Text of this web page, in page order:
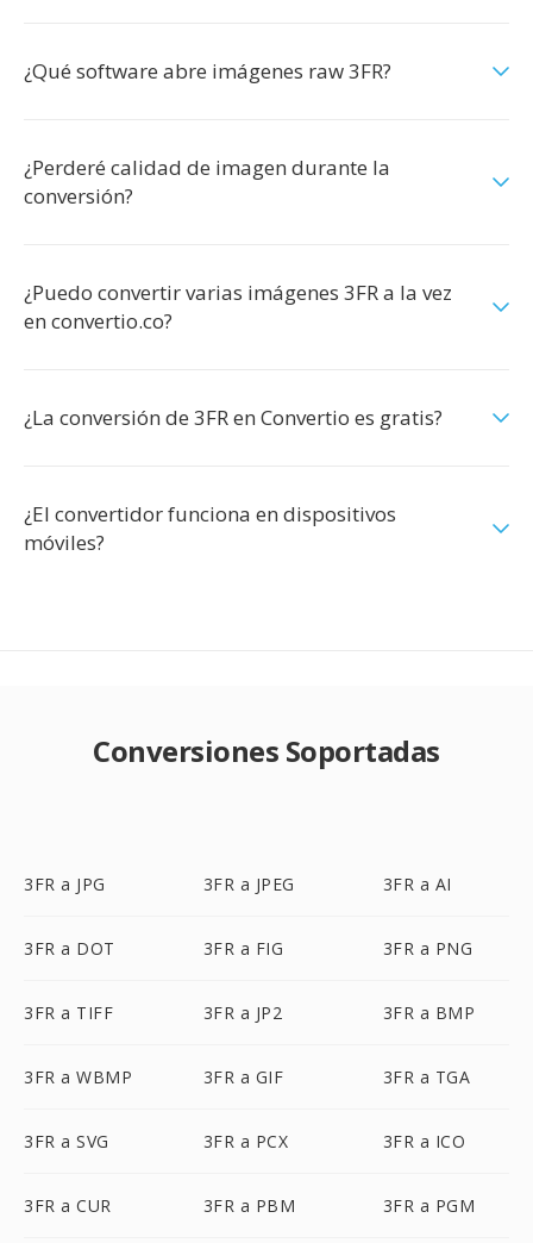
¿Qué software abre imágenes raw 3FR?
¿Perderé calidad de imagen durante la
conversión?
¿Puedo convertir varias imágenes 3FR a la vez
en convertio.co?
¿La conversión de 3FR en Convertio es gratis?
¿El convertidor funciona en dispositivos
móviles?
Conversiones Soportadas
3FR a JPG 3FR a JPEG 3FR a AI
3FR a DOT 3FR a FIG 3FR a PNG
3FR a TIFF 3FR a JP2 3FR a BMP
3FR a WBMP 3FR a GIF 3FR a TGA
3FR a SVG 3FR a PCX 3FR a ICO
3FR a CUR 3FR a PBM 3FR a PGM